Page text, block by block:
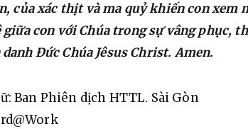
của xác thịt và ma quỷ khiến con
con với Chúa trong sự vâng phục,
Đức Chúa Jêsus Christ. Amen.
Ban Phiên dịch HTTL. Sài Gòn